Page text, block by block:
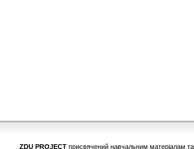
ZDU PROJECT присвячений навчальним матеріалам